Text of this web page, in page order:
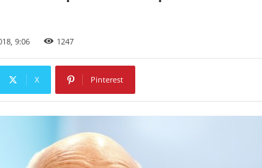
9:06 1247
X Pinterest